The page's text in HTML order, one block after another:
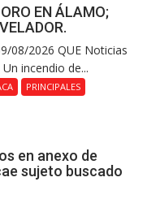
EN ÁLAMO;
08/2026 QUE Noticias
incendio de...
PRINCIPALES
en anexo de
sujeto buscado